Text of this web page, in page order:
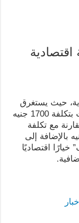
حيث يستغرق
السفر إليها من القاهرة حوالي 5 ساعات بتكلفة 1700 جنيه
مع تكلفة
التي تصل إلى 2500 جنيه بالإضافة إلى
خيارًا اقتصاديًا